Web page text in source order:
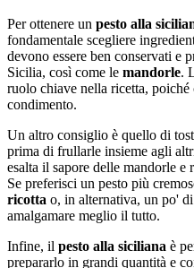
Per ottenere un pesto alla
fondamentale scegliere
devono essere ben conservati e
Sicilia, così come le mandorle.
ruolo chiave nella ricetta,
condimento.
Un altro consiglio è quello di
prima di frullarle insieme agli
esalta il sapore delle mandorle e
Se preferisci un pesto più
ricotta o, in alternativa, un po' di
amalgamare meglio il tutto.
Infine, il pesto alla siciliana è
prepararlo in grandi quantità e